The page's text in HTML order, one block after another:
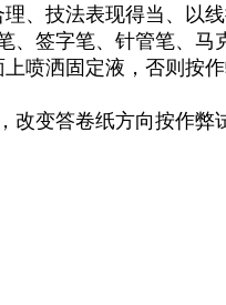
、技法表现得当、以
、签字笔、针管笔、
喷洒固定液，否则按作
改变答卷纸方向按作弊